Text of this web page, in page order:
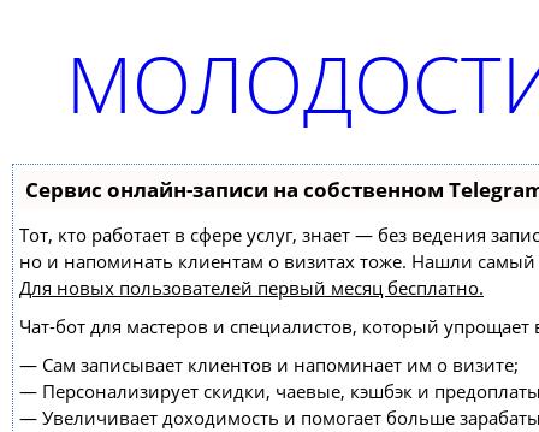
Сервис онлайн-записи на собственном
Тот, кто работает в сфере услуг, знает — без ведения
но и напоминать клиентам о визитах тоже. Нашли
Для новых пользователей первый месяц бесплатно.
Чат-бот для мастеров и специалистов, который упрощает
— Сам записывает клиентов и напоминает им о визите;
— Персонализирует скидки, чаевые, кэшбэк и
— Увеличивает доходимость и помогает больше